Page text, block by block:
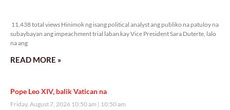
11,438 total views Hinimok ng isang political analyst ang publiko na patuloy na
subaybayan ang impeachment trial laban kay Vice President Sara Duterte, lalo
na ang
READ MORE »
Pope Leo XIV, balik Vatican na
Friday, August 7, 2026 10:50 am 10:50 am